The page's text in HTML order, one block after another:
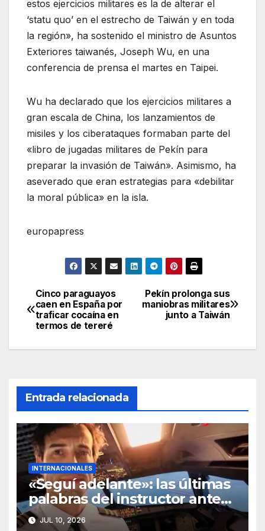
estos ejercicios militares es la de alterar el
‘statu quo’ en el estrecho de Taiwán y en toda
la región», ha sostenido el ministro de Asuntos
Exteriores taiwanés, Joseph Wu, en una
conferencia de prensa el martes en Taipei.
Wu ha declarado que los ejercicios militares a
gran escala de China, los lanzamientos de
misiles y los ciberataques formaban parte del
«libro de jugadas militares de Pekín para
preparar la invasión de Taiwán». Asimismo, ha
aseverado que eran estrategias para «debilitar
la moral pública» en la isla.
europapress
Navegación
de
entradas
Pekín prolonga sus
maniobras militares
junto a Taiwán
Cinco paraguayos
caen en España por
traficar cocaína en
termos de tereré
Entrada relacionada
INTERNACIONALES
«Seguí adelante»: las últimas
palabras del instructor antes
de arrojarse del avión
JUL 10, 2026